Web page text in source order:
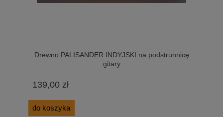
Drewno PALISANDER INDYJSKI na podstrunnicę
gitary
139,00 zł
do koszyka